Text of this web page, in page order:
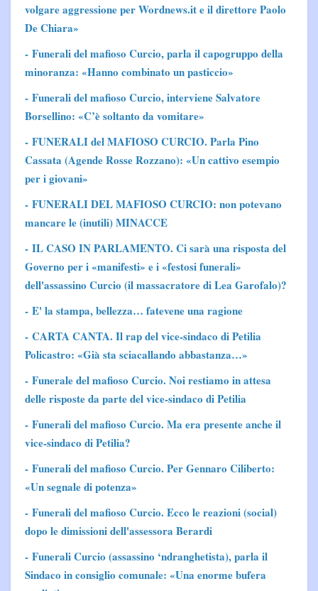
volgare aggressione per Wordnews.it e il direttore Paolo
De Chiara»
- Funerali del mafioso Curcio, parla il capogruppo della
minoranza: «Hanno combinato un pasticcio»
- Funerali del mafioso Curcio, interviene Salvatore
Borsellino: «C’è soltanto da vomitare»
- FUNERALI del MAFIOSO CURCIO. Parla Pino
Cassata (Agende Rosse Rozzano): «Un cattivo esempio
per i giovani»
- FUNERALI DEL MAFIOSO CURCIO: non potevano
mancare le (inutili) MINACCE
- IL CASO IN PARLAMENTO. Ci sarà una risposta del
Governo per i «manifesti» e i «festosi funerali»
dell'assassino Curcio (il massacratore di Lea Garofalo)?
- E' la stampa, bellezza… fatevene una ragione
- CARTA CANTA. Il rap del vice-sindaco di Petilia
Policastro: «Già sta sciacallando abbastanza…»
- Funerale del mafioso Curcio. Noi restiamo in attesa
delle risposte da parte del vice-sindaco di Petilia
- Funerali del mafioso Curcio. Ma era presente anche il
vice-sindaco di Petilia?
- Funerali del mafioso Curcio. Per Gennaro Ciliberto:
«Un segnale di potenza»
- Funerali del mafioso Curcio. Ecco le reazioni (social)
dopo le dimissioni dell'assessora Berardi
- Funerali Curcio (assassino ‘ndranghetista), parla il
Sindaco in consiglio comunale: «Una enorme bufera